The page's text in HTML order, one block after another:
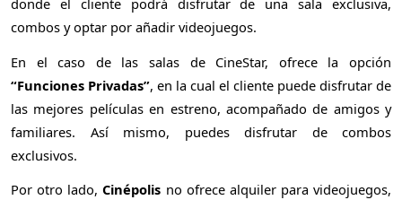
combos y optar por añadir videojuegos.
En el caso de las salas de CineStar, ofrece la opción
“Funciones Privadas”, en la cual el cliente puede disfrutar de
las mejores películas en estreno, acompañado de amigos y
familiares. Así mismo, puedes disfrutar de combos
exclusivos.
Por otro lado,Cinépolis no ofrece alquiler para videojuegos,